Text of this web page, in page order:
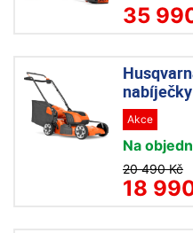
35
Akce
Na
20 490 Kč
18